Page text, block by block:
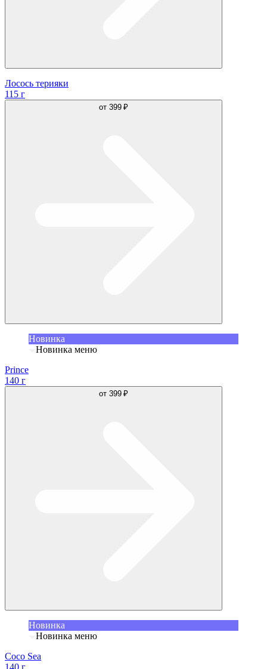
Лосось терияки
115 г
от 399 ₽
Новинка
Новинка меню
Prince
140 г
от 399 ₽
Новинка
Новинка меню
Coco Sea
140 г